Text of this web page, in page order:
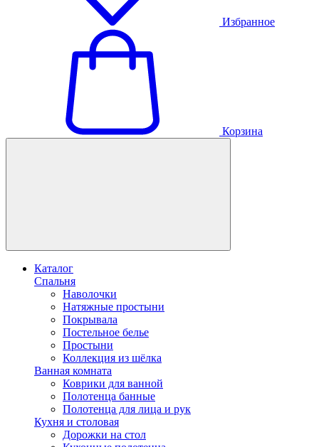
Избранное
Корзина
Каталог
Спальня
Наволочки
Натяжные простыни
Покрывала
Постельное белье
Простыни
Коллекция из шёлка
Ванная комната
Коврики для ванной
Полотенца банные
Полотенца для лица и рук
Кухня и столовая
Дорожки на стол